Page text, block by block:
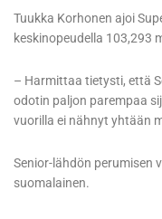
Tuukka Korhonen ajoi
keskinopeudella 103,293
– Harmittaa tietysti, että
odotin paljon parempaa
vuorilla ei nähnyt yhtään
Senior-lähdön perumisen
suomalainen.